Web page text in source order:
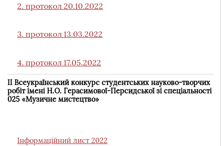
2. протокол 20.10.2022
3. протокол 13.03.2022
4. протокол 17.05.2022
ІІ Всеукраїнський конкурс студентських науково-творчих
робіт імені Н.О. Герасимової-Персидської зі спеціальності
025 «Музичне мистецтво»
Інформаційний лист 2022